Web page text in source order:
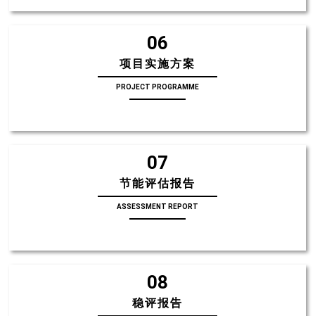
06
项目实施方案
PROJECT PROGRAMME
07
节能评估报告
ASSESSMENT REPORT
08
稳评报告